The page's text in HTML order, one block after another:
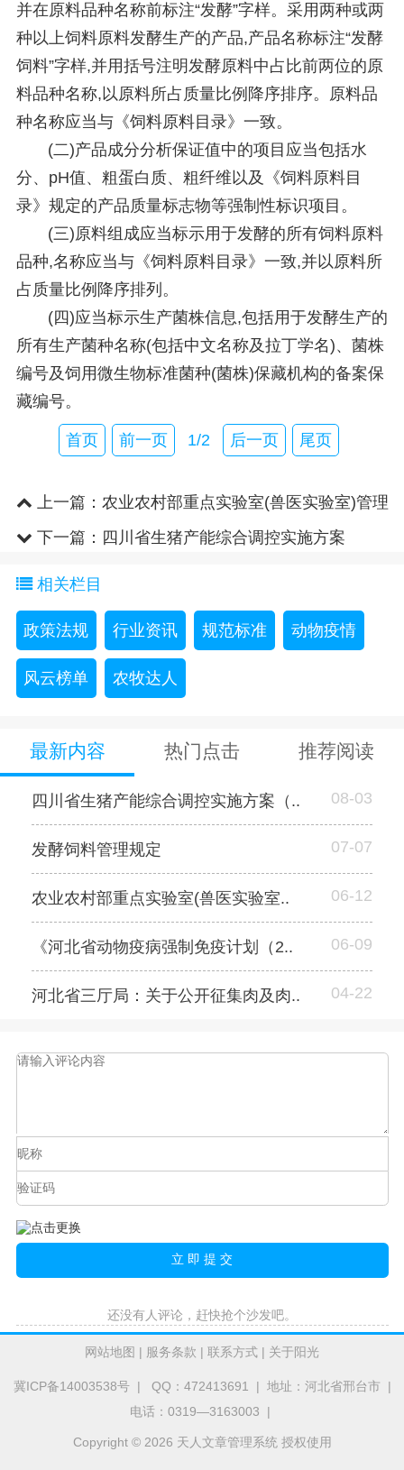
并在原料品种名称前标注“发酵”字样。采用两种或两
种以上饲料原料发酵生产的产品,产品名称标注“发酵
饲料”字样,并用括号注明发酵原料中占比前两位的原
料品种名称,以原料所占质量比例降序排序。原料品
种名称应当与《饲料原料目录》一致。
(二)产品成分分析保证值中的项目应当包括水
分、pH值、粗蛋白质、粗纤维以及《饲料原料目
录》规定的产品质量标志物等强制性标识项目。
(三)原料组成应当标示用于发酵的所有饲料原料
品种,名称应当与《饲料原料目录》一致,并以原料所
占质量比例降序排列。
(四)应当标示生产菌株信息,包括用于发酵生产的
所有生产菌种名称(包括中文名称及拉丁学名)、菌株
编号及饲用微生物标准菌种(菌株)保藏机构的备案保
藏编号。
首页 前一页 1/2 后一页 尾页
上一篇： 农业农村部重点实验室(兽医实验室)管理
规定下一篇： 四川省生猪产能综合调控实施方案
相关栏目
政策法规 行业资讯 规范标准 动物疫情
风云榜单 农牧达人
最新内容 热门点击 推荐阅读
四川省生猪产能综合调控实施方案（.. 08-03
发酵饲料管理规定 07-07
农业农村部重点实验室(兽医实验室.. 06-12
《河北省动物疫病强制免疫计划（2.. 06-09
河北省三厅局：关于公开征集肉及肉.. 04-22
还没有人评论，赶快抢个沙发吧。
网站地图 | 服务条款 | 联系方式 | 关于阳光
冀ICP备14003538号| QQ：472413691 | 地址：河北省邢台市 |
电话：0319—3163003 |
Copyright © 2026 天人文章管理系统 授权使用